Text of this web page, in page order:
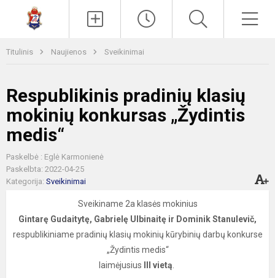
Titulinis Naujienos Sveikinimai
Respublikinis pradinių klasių
mokinių konkursas „Žydintis
medis“
Paskelbė : Eglė Karmonienė
Paskelbta: 2022-04-25
Kategorija: Sveikinimai
Sveikiname 2a klasės mokinius
Gintarę Gudaitytę, Gabrielę Ulbinaitę ir Dominik Stanulevič,
respublikiniame pradinių klasių mokinių kūrybinių darbų konkurse
„Žydintis medis“
laimėjusius
III vietą